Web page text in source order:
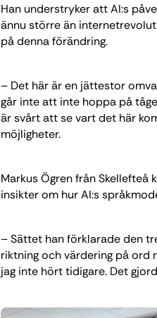
Han understryker att AI:s
ännu större än
på denna förändring.
– Det här är en jättestor
går inte att inte hoppa på
är svårt att se vart det här
möjligheter.
Markus Ögren från Skellefteå
insikter om hur AI:s
– Sättet han förklarade den
riktning och värdering på ord
jag inte hört tidigare. Det